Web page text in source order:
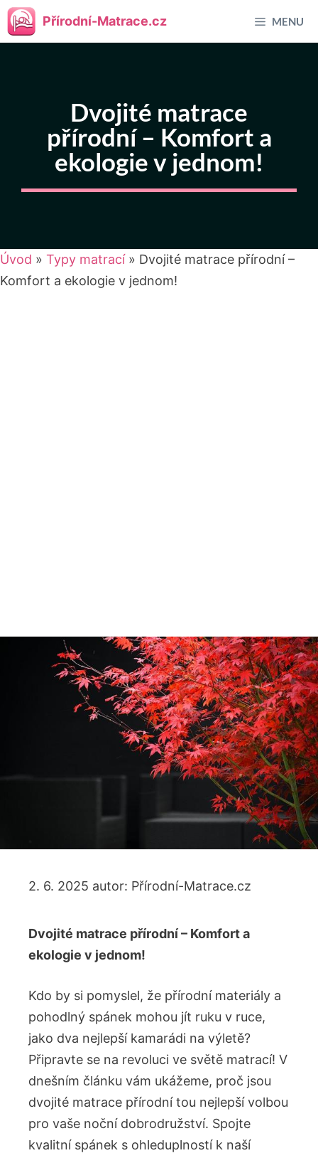
Přeskočit
na
Přírodní-Matrace.cz MENU
Dvojité matrace
přírodní – Komfort a
ekologie v jednom!
Úvod » Typy matrací» Dvojité matrace přírodní –
Komfort a ekologie v jednom!
2. 6. 2025 autor: Přírodní-Matrace.cz
Dvojité matrace přírodní – Komfort a
ekologie v jednom!
Kdo by si pomyslel, že⁣ přírodní⁤ materiály a
pohodlný spánek mohou jít ruku v ruce,
jako dva nejlepší​ kamarádi na výletě?
Připravte ‌se‍ na ​revoluci ve světě matrací! V
dnešním ⁤článku vám ukážeme, proč ‌jsou
dvojité matrace přírodní tou nejlepší volbou
pro vaše noční dobrodružství. Spojte
kvalitní ⁤spánek s⁤ ohleduplností ⁢k naší